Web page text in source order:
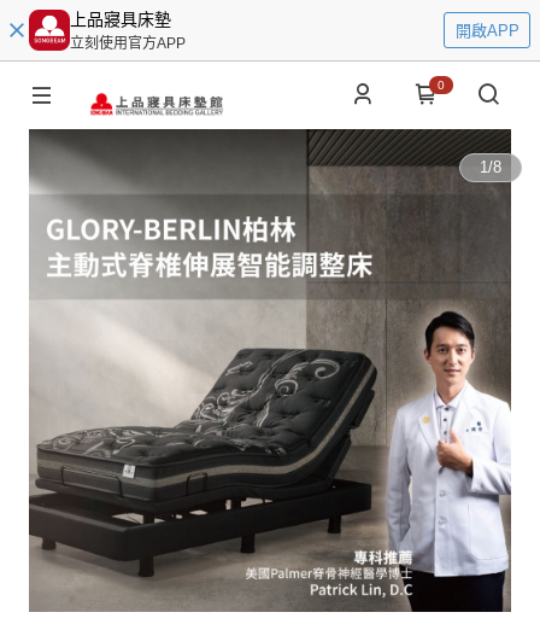
上品寢具床墊
立刻使用官方APP
開啟APP
0
1/8